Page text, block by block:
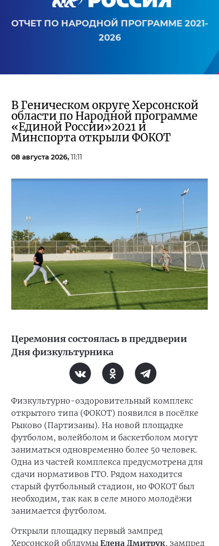
ОТЧЕТ ПО НАРОДНОЙ ПРОГРАММЕ 2021-
2026
В Геническом округе Херсонской
области по Народной программе
«Единой России»2021 и
Минспорта открыли ФОКОТ
08 августа 2026, 11:11
Церемония состоялась в преддверии
Дня физкультурника
Физкультурно-оздоровительный комплекс
открытого типа (ФОКОТ) появился в посёлке
Рыково (Партизаны). На новой площадке
футболом, волейболом и баскетболом могут
заниматься одновременно более 50 человек.
Одна из частей комплекса предусмотрена для
сдачи нормативов ГТО. Рядом находится
старый футбольный стадион, но ФОКОТ был
необходим, так как в селе много молодёжи
занимается футболом.
Открыли площадку первый зампред
Херсонской облдумы Елена Дмитрук, зампред